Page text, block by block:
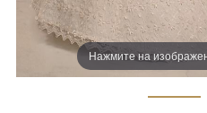
Нажмите на